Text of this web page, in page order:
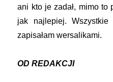
ani kto je zadał, mimo to
jak najlepiej.
zapisałam wersalikami.
OD REDAKCJI